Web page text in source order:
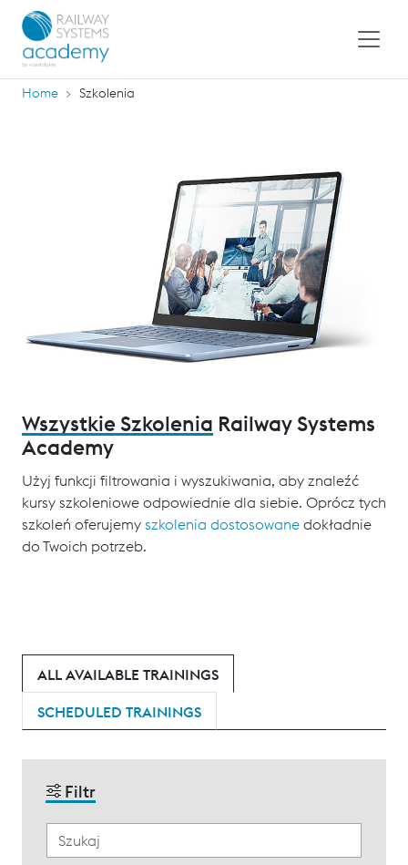
Home Szkolenia
Wszystkie Szkolenia Railway Systems
Academy
Użyj funkcji filtrowania i wyszukiwania, aby znaleźć
kursy szkoleniowe odpowiednie dla siebie. Oprócz tych
szkoleń oferujemy szkolenia dostosowane dokładnie
do Twoich potrzeb.
ALL AVAILABLE TRAININGS
SCHEDULED TRAININGS
Filtr